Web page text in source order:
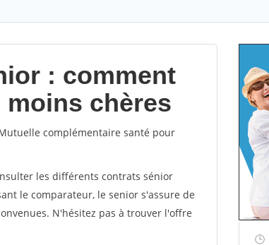
: comment
chères
complémentaire santé pour
les différents contrats sénior
le comparateur, le senior s'assure de
N'hésitez pas à trouver l'offre